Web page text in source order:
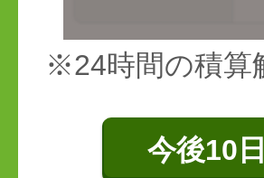
※24時間の積算
今後10